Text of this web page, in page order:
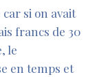
car si on avait
francs de 30
le
en temps et